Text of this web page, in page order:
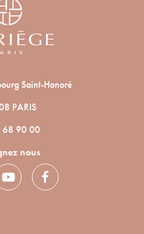
Saint-Honoré
PARIS
90 00
nous